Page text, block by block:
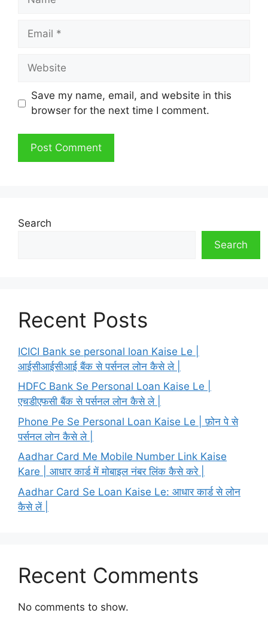
Email
Website
Save my name, email, and website in this
browser for the next time I comment.
Search
Search
Recent Posts
ICICI Bank se personal loan Kaise Le |
आईसीआईसीआई बैंक से पर्सनल लोन कैसे ले |
HDFC Bank Se Personal Loan Kaise Le |
एचडीएफसी बैंक से पर्सनल लोन कैसे ले |
Phone Pe Se Personal Loan Kaise Le | फ़ोन पे से
पर्सनल लोन कैसे ले |
Aadhar Card Me Mobile Number Link Kaise
Kare | आधार कार्ड में मोबाइल नंबर लिंक कैसे करे |
Aadhar Card Se Loan Kaise Le: आधार कार्ड से लोन
कैसे लें |
Recent Comments
No comments to show.